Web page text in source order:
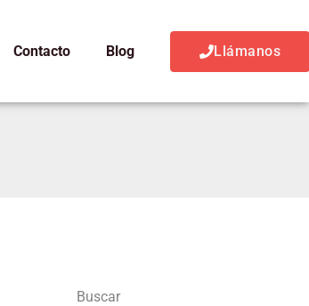
Contacto Blog Llámanos
Buscar